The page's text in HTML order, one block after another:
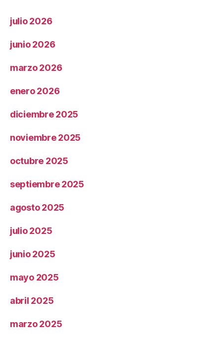
julio 2026
junio 2026
marzo 2026
enero 2026
diciembre 2025
noviembre 2025
octubre 2025
septiembre 2025
agosto 2025
julio 2025
junio 2025
mayo 2025
abril 2025
marzo 2025